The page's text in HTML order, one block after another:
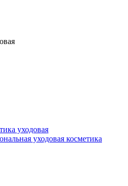
уходовая
уходовая косметика